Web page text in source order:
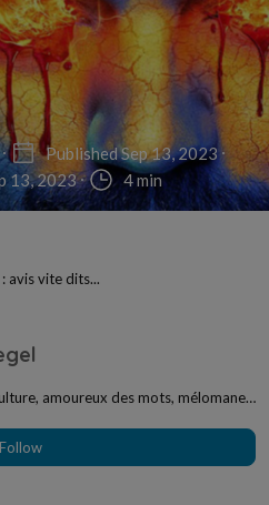
Published Sep 13, 2023
13, 2023
4 min
avis vite dits...
amoureux des mots, mélomane
Follow